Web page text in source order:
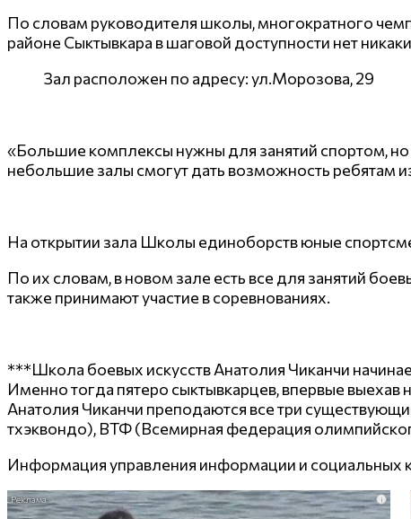
По словам руководителя школы, многократного
районе Сыктывкара в шаговой доступности нет
Зал расположен по адресу: ул.Морозова, 29
«Большие комплексы нужны для занятий спортом,
небольшие залы смогут дать возможность ребятам
На открытии зала Школы единоборств юные
По их словам, в новом зале есть все для занятий
также принимают участие в соревнованиях.
***Школа боевых искусств Анатолия Чиканчи
Именно тогда пятеро сыктывкарцев, впервые
Анатолия Чиканчи преподаются все три
тхэквондо), ВТФ (Всемирная федерация
Информация управления информации и
i